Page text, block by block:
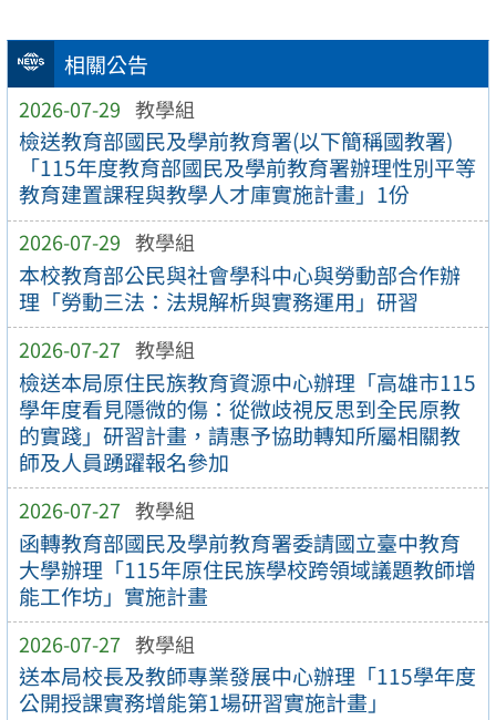
相關公告
2026-07-29 教學組
檢送教育部國民及學前教育署(以下簡稱國教署)
「115年度教育部國民及學前教育署辦理性別平等
教育建置課程與教學人才庫實施計畫」1份
2026-07-29 教學組
本校教育部公民與社會學科中心與勞動部合作辦
理「勞動三法：法規解析與實務運用」研習
2026-07-27 教學組
檢送本局原住民族教育資源中心辦理「高雄市115
學年度看見隱微的傷：從微歧視反思到全民原教
的實踐」研習計畫，請惠予協助轉知所屬相關教
師及人員踴躍報名參加
2026-07-27 教學組
函轉教育部國民及學前教育署委請國立臺中教育
大學辦理「115年原住民族學校跨領域議題教師增
能工作坊」實施計畫
2026-07-27 教學組
送本局校長及教師專業發展中心辦理「115學年度
公開授課實務增能第1場研習實施計畫」